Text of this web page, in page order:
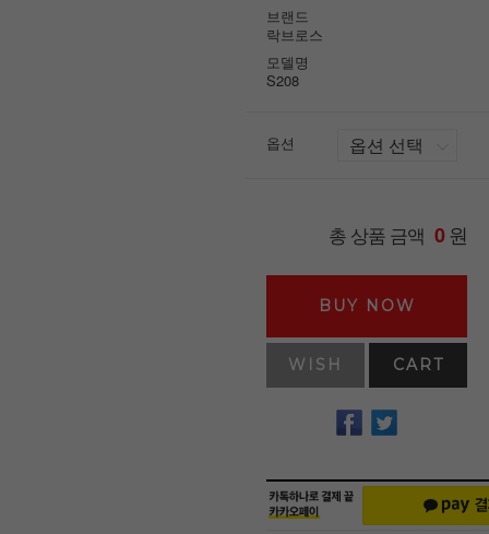
브랜드
락브로스
모델명
S208
옵션
총 상품 금액 0원
BUY NOW
WISH CART